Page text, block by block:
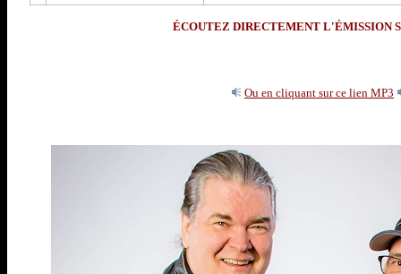
ÉCOUTEZ DIRECTEMENT L'ÉMISSION
Ou en cliquant sur ce lien MP3